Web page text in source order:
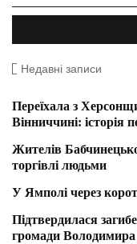
Недавні записи
Переїхала з
Вінниччині: історія
Жителів
торгівлі людьми
У Ямполі через
Підтвердилася
громади